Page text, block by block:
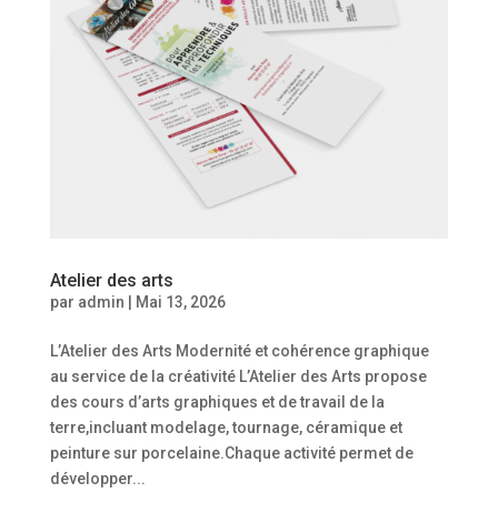
Atelier des arts
par admin Mai 13, 2026
L’Atelier des Arts Modernité et cohérence graphique
au service de la créativité L’Atelier des Arts propose
des cours d’arts graphiques et de travail de la
terre,incluant modelage, tournage, céramique et
peinture sur porcelaine.Chaque activité permet de
développer...